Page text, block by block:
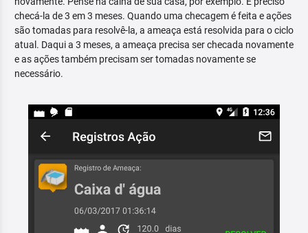
checá-la de 3 em 3 meses. Quando uma checagem é feita e ações
são tomadas para resolvê-la, a ameaça está resolvida para o ciclo
atual. Daqui a 3 meses, a ameaça precisa ser checada novamente
e as ações também precisam ser tomadas novamente se
necessário.